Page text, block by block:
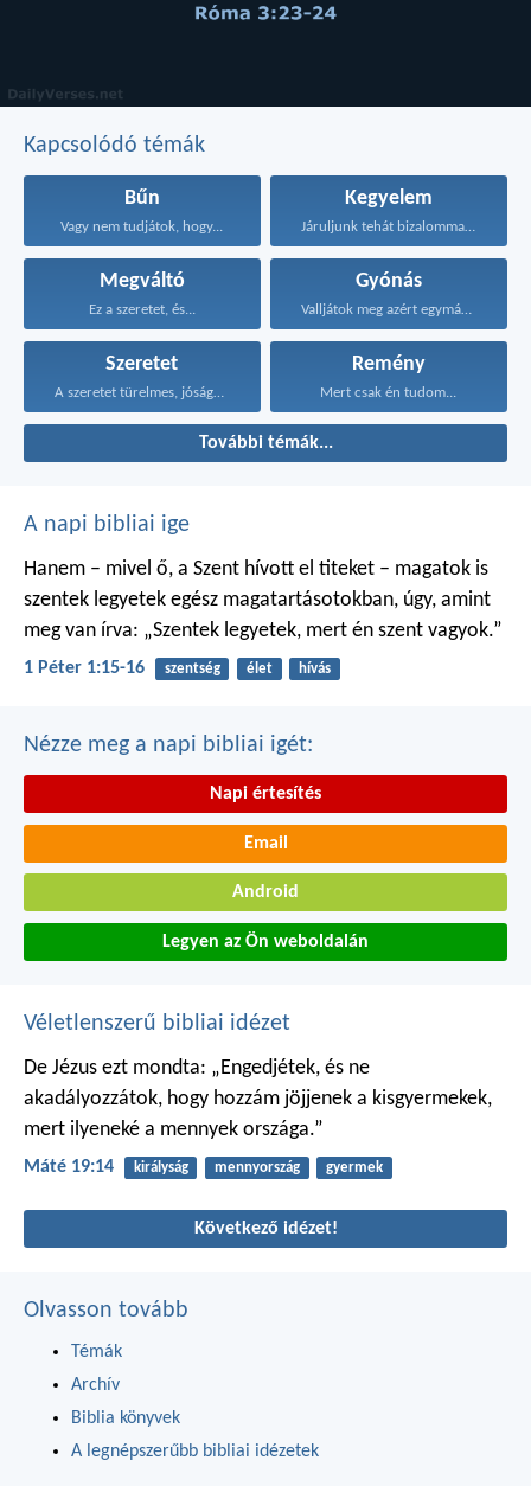
Kapcsolódó témák
Bűn
Vagy nem tudjátok, hogy...
Kegyelem
Járuljunk tehát bizalommal a...
Megváltó
Ez a szeretet, és...
Gyónás
Valljátok meg azért egymásnak...
Szeretet
A szeretet türelmes, jóságos...
Remény
Mert csak én tudom...
További témák...
A napi bibliai ige
Hanem – mivel ő, a Szent hívott el titeket – magatok is
szentek legyetek egész magatartásotokban, úgy, amint
meg van írva: „Szentek legyetek, mert én szent vagyok.”
1 Péter 1:15-16 szentség élet hívás
Nézze meg a napi bibliai igét:
Napi értesítés
Email
Android
Legyen az Ön weboldalán
Véletlenszerű bibliai idézet
De Jézus ezt mondta: „Engedjétek, és ne
akadályozzátok, hogy hozzám jöjjenek a kisgyermekek,
mert ilyeneké a mennyek országa.”
Máté 19:14 királyság mennyország gyermek
Következő idézet!
Olvasson tovább
Témák
Archív
Biblia könyvek
A legnépszerűbb bibliai idézetek